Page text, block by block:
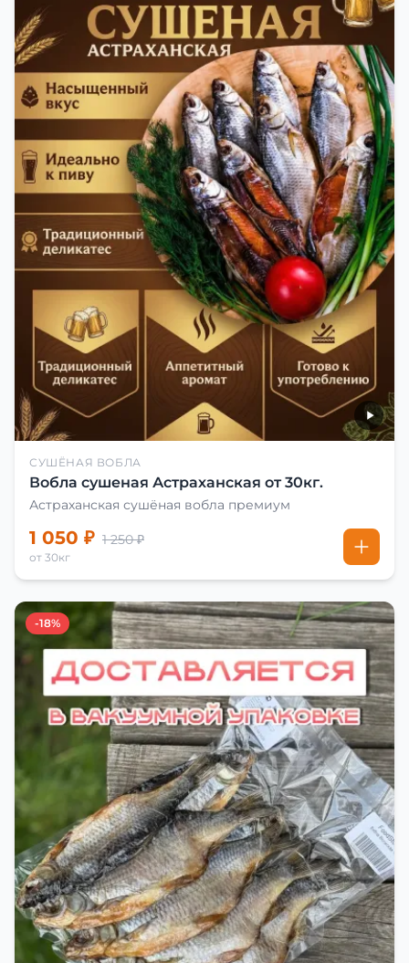
СУШЁНАЯ ВОБЛА
Вобла сушеная Астраханская от 30кг.
Астраханская сушёная вобла премиум
1 050 ₽ 1 250 ₽
от 30кг
-18%